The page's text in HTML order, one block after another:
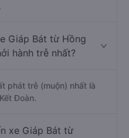
Giáp Bát từ Hồng
hành trễ nhất?
phát trễ (muộn) nhất là
Đoàn.
xe Giáp Bát từ